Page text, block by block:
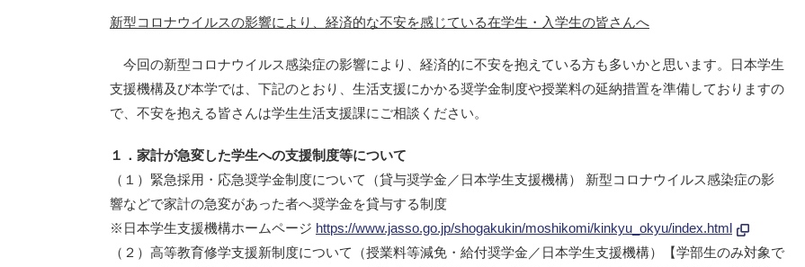
新型コロナウイルスの影響により、経済的な不安を感じている在学生・入学生の皆さんへ
今回の新型コロナウイルス感染症の影響により、経済的に不安を抱えている方も多いかと思います。日本学生
支援機構及び本学では、下記のとおり、生活支援にかかる奨学金制度や授業料の延納措置を準備しておりますの
で、不安を抱える皆さんは学生生活支援課にご相談ください。
１．家計が急変した学生への支援制度等について
（１）緊急採用・応急奨学金制度について（貸与奨学金／日本学生支援機構） 新型コロナウイルス感染症の影
響などで家計の急変があった者へ奨学金を貸与する制度
※日本学生支援機構ホームページ https://www.jasso.go.jp/shogakukin/moshikomi/kinkyu_okyu/index.html
（２）高等教育修学支援新制度について（授業料等減免・給付奨学金／日本学生支援機構）【学部生のみ対象で